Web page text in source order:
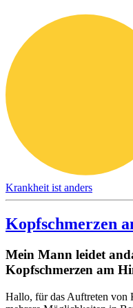
Krankheit ist anders
Kopfschmerzen
Mein Mann leidet
Kopfschmerzen am
Hallo, für das Auftreten von